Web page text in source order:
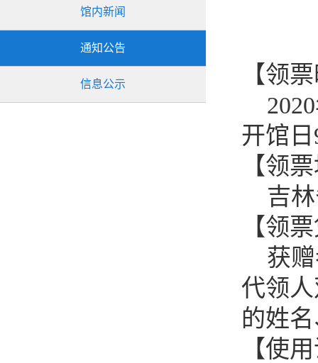
馆内新闻
通知公告
信息公示
【领
2020
开馆日
【领
吉林
【领
获赠
代领
的姓
【使